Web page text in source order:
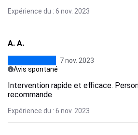
Expérience du : 6 nov. 2023
A. A.
7 nov. 2023
Avis spontané
Intervention rapide et efficace.
recommande
Expérience du : 6 nov. 2023